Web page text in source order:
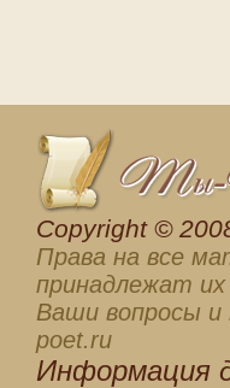
Сopyright ©
Права на все
принадлежат
Ваши вопросы и
poet.ru
Информация